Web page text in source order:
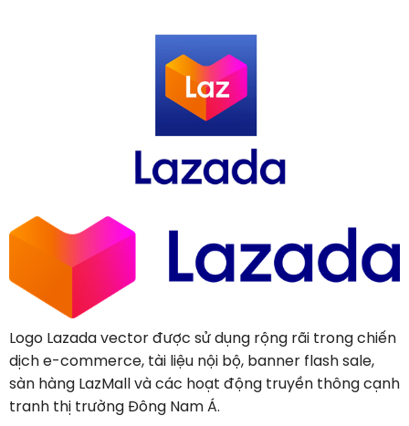
Logo Lazada vector được sử dụng rộng rãi trong chiến
dịch e-commerce, tài liệu nội bộ, banner flash sale,
sàn hàng LazMall và các hoạt động truyền thông cạnh
tranh thị trường Đông Nam Á.